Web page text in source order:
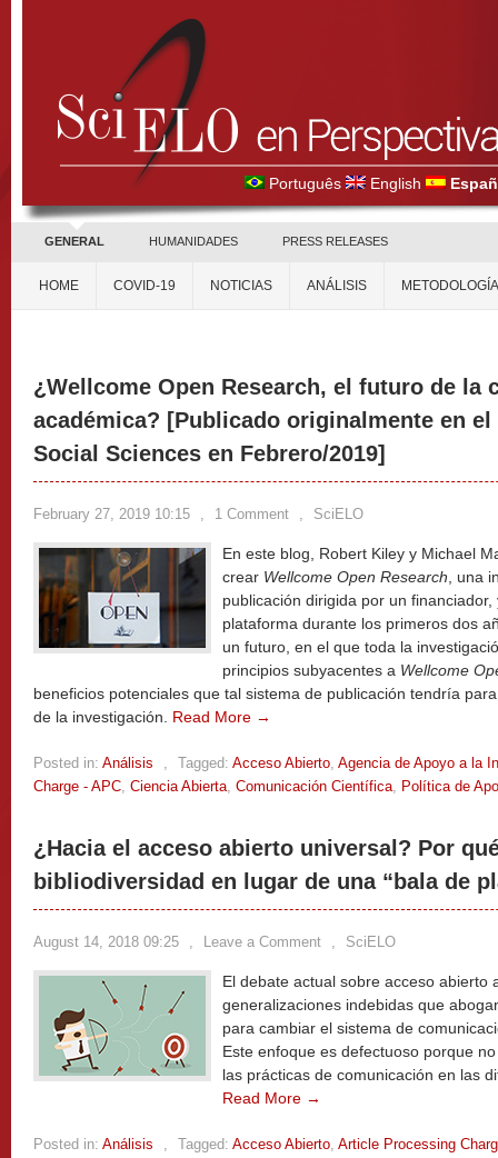
Português English
GENERAL HUMANIDADES PRESS RELEASES
HOME COVID-19 NOTICIAS ANÁLISIS METODOLOGÍA
¿Wellcome Open Research, el futuro de la
académica? [Publicado originalmente en
Social Sciences en Febrero/2019]
February 27, 2019 10:15 , 1 Comment , SciELO
En este blog, Robert Kiley y Michael
crear Wellcome Open Research , una
publicación dirigida por un
plataforma durante los primeros dos
un futuro, en el que toda la
principios subyacentes a Wellcome
beneficios potenciales que tal sistema de publicación tendría
de la investigación. Read More →
Posted in: Análisis , Tagged: Acceso Abierto, Agencia de Apoyo a la
Charge - APC, Ciencia Abierta, Comunicación Científica, Política de
¿Hacia el acceso abierto universal? Por
bibliodiversidad en lugar de una “bala de
August 14, 2018 09:25 , Leave a Comment , SciELO
El debate actual sobre acceso abierto
generalizaciones indebidas que
para cambiar el sistema de
Este enfoque es defectuoso porque
las prácticas de comunicación en las
Read More →
Posted in: Análisis , Tagged: Acceso Abierto, Article Processing